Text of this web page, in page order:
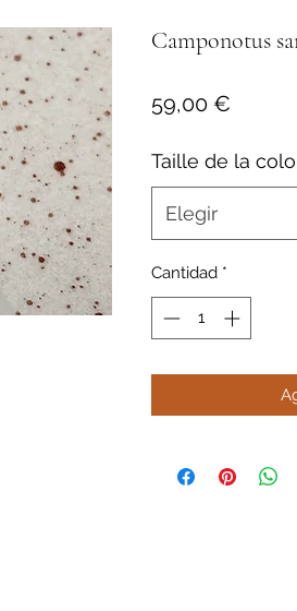
Camponotus
59,00 €
Taille de la
Elegir
Cantidad *